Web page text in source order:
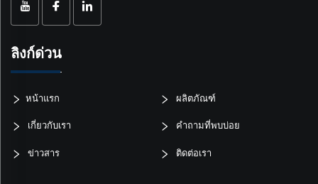
ลิงก์ด่วน
หน้าแรก ผลิตภัณฑ์
เกี่ยวกับเรา คำถามที่พบบ่อย
ข่าวสาร ติดต่อเรา